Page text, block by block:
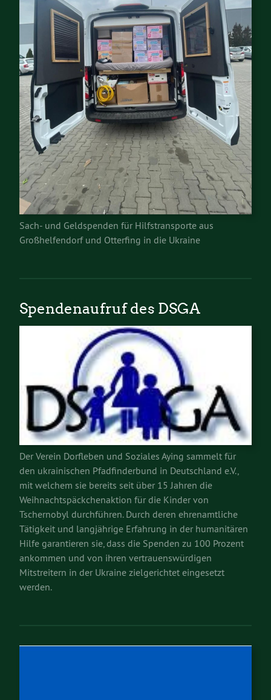
Sach- und Geldspenden für Hilfstransporte aus
Großhelfendorf und Otterfing in die Ukraine
Spendenaufruf des DSGA
Der Verein Dorfleben und Soziales Aying sammelt für
den ukrainischen Pfadfinderbund in Deutschland e.V.,
mit welchem sie bereits seit über 15 Jahren die
Weihnachtspäckchenaktion für die Kinder von
Tschernobyl durchführen. Durch deren ehrenamtliche
Tätigkeit und langjährige Erfahrung in der humanitären
Hilfe garantieren sie, dass die Spenden zu 100 Prozent
ankommen und von ihren vertrauenswürdigen
Mitstreitern in der Ukraine zielgerichtet eingesetzt
werden.